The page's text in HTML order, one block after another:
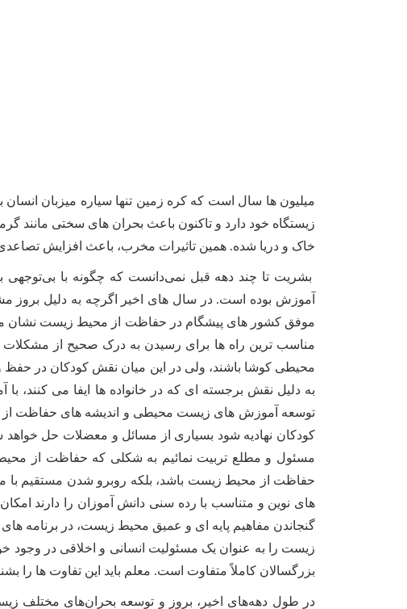
میلیون ها سال است که کره‌ زمین تنها سیاره میزبان انسان
زیستگاه خود دارد و تاکنون باعث بحران ‌های سختی مانند
خاک و دریا شده. همین تاثیرات مخرب، باعث افزایش
بشریت تا چند دهه قبل نمی‌دانست که چگونه با
آموزش بوده است. در سال های اخیر اگرچه به دلیل بروز
موفق کشور های پیشگام در حفاظت از محیط زیست نشان
مناسب ترین راه ها برای رسیدن به درک صحیح از
محیطی کوشا باشند، ولی در این میان نقش کودکان در حفظ
به دلیل نقش برجسته ای که در خانواده ها ایفا می کنند،
توسعه آموزش های زیست محیطی و اندیشه های حفاظت از
کودکان نهادیه شود بسیاری از مسائل و معضلات حل
مسئول و مطلع تربیت نمائیم به شکلی که حفاظت از
حفاظت از محیط زیست باشد، بلکه روبرو شدن مستقیم
های نوین و متناسب با رده سنی دانش آموزان را دارند
گنجاندن مفاهیم پایه ای و عمیق محیط زیست، در
زیست را به عنوان یک مسئولیت انسانی و اخلاقی در وجود خود
بزرگسالان کاملاً متفاوت است. معلم باید این تفاوت ها را
در طول دهه‌های اخیر، بروز و توسعه بحران‌های مختلف